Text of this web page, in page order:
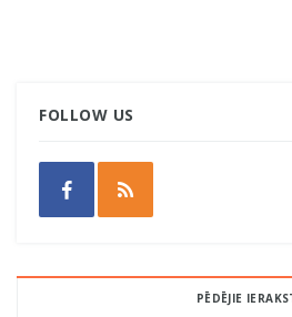
FOLLOW US
PĒDĒJIE